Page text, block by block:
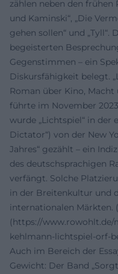
zählen neben den frühen
und Kaminski“, „Die
gehen sollen“ und
begeisterten
Gegenstimmen – ein
Diskursfähigkeit belegt.
Roman über Kino,
führte im November
wurde „Lichtspiel“ in der
Dictator“) von der New
Jahres“ gezählt – ein
des deutschsprachigen
verfängt. Solche
in der Breitenkultur und
internationalen Märkten.
(https://www.rowohlt.de/
kehlmann-lichtspiel-orf-
Auch im Bereich der
Gewicht: Der Band